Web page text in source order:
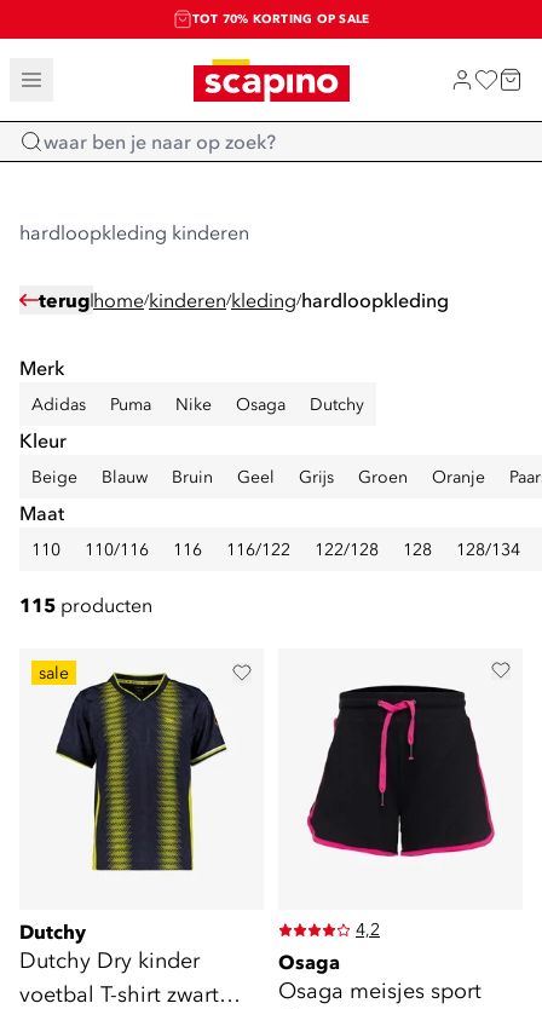
TOT 70% KORTING OP SALE
SALE: LAATSTE KANS!
SHOP NIEUW
Home
hardloopkleding kinderen
terug home/kinderen/kleding/hardloopkleding
Merk
Adidas Puma Nike Osaga Dutchy
Kleur
Beige Blauw Bruin Geel Grijs Groen Oranje
Maat
110 110/116 116 116/122 122/128 128 128/134
115 producten
sale
Dutchy
Dutchy Dry kinder
voetbal T-shirt zwart
4,2
Osaga
Osaga meisjes sport